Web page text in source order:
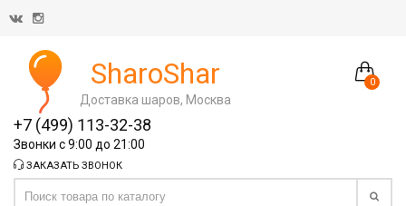
0
SharoShar
Доставка шаров, Москва
+7 (499) 113-32-38
Звонки с 9:00 до 21:00
ЗАКАЗАТЬ ЗВОНОК